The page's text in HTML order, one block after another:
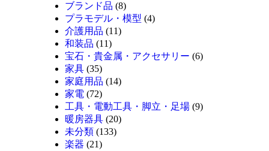
ブランド品 (8)
プラモデル・模型 (4)
介護用品 (11)
和装品 (11)
宝石・貴金属・アクセサリー (6)
家具 (35)
家庭用品 (14)
家電 (72)
工具・電動工具・脚立・足場 (9)
暖房器具 (20)
未分類 (133)
楽器 (21)